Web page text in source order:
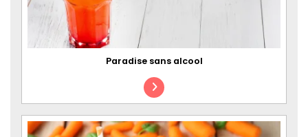
Paradise sans alcool